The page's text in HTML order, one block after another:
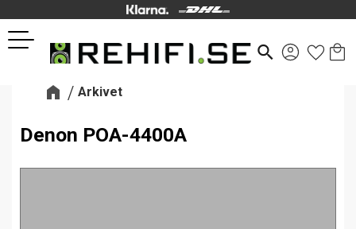
Meny
search
Arkivet
Denon POA-4400A